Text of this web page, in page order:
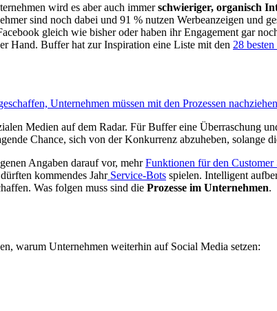
wird es aber auch immerschwieriger, organisch
sind noch dabei und 91 % nutzen Werbeanzeigen und
gleich wie bisher oder haben ihr Engagement gar
Hand. Buffer hat zur Inspiration eine Liste mit den 28
Unternehmen müssen mit den Prozessen
Medien auf dem Radar. Für Buffer eine Überraschung
Chance, sich von der Konkurrenz abzuheben, solange
Angaben darauf vor, mehrFunktionen für den Customer
kommendes JahrService-Bots spielen. Intelligent
Was folgen muss sind die Prozesse im Unternehmen.
warum Unternehmen weiterhin auf Social Media setzen: